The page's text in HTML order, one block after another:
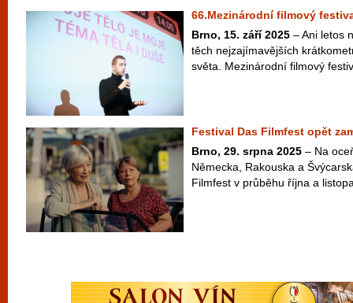
66.Mezinárodní filmový
Brno, 15. září 2025 – Ani letos
těch nejzajímavějších
světa. Mezinárodní filmový
Festival Das Filmfest opět
Brno, 29. srpna 2025 – Na
Německa, Rakouska a
Filmfest v průběhu října a